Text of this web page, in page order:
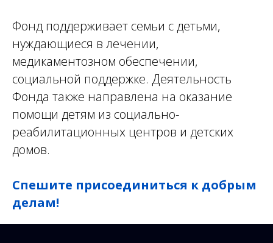
Фонд поддерживает семьи с детьми,
нуждающиеся в лечении,
медикаментозном обеспечении,
социальной поддержке. Деятельность
Фонда также направлена на оказание
помощи детям из социально-
реабилитационных центров и детских
домов.
Спешите присоединиться к добрым
делам!